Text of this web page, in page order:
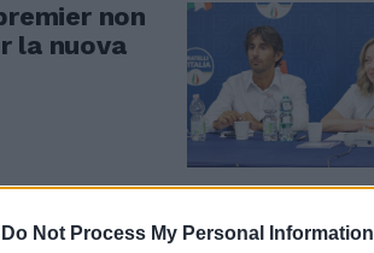
Do Not Process My Personal Information
non
la nuova